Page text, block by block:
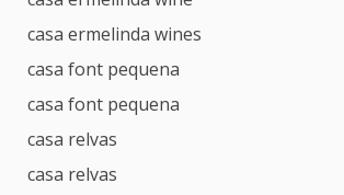
casa ermelinda wines
casa font pequena
casa font pequena
casa relvas
casa relvas